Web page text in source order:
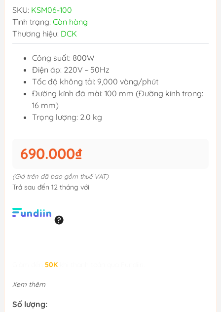
SKU: KSM06-100
Tình trạng: Còn hàng
Thương hiệu: DCK
Công suất: 800W
Điện áp: 220V ~ 50Hz
Tốc độ không tải: 9,000 vòng/phút
Đường kính đá mài: 100 mm (Đường kính trong:
16 mm)
Trọng lượng: 2.0 kg
690.000₫
(Giá trên đã bao gồm thuế VAT)
Trả sau đến 12 tháng với
50K
Xem thêm
Số lượng: